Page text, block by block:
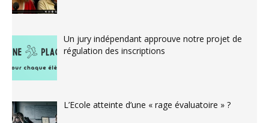
Un jury indépendant approuve notre projet de
régulation des inscriptions
L’Ecole atteinte d’une « rage évaluatoire » ?